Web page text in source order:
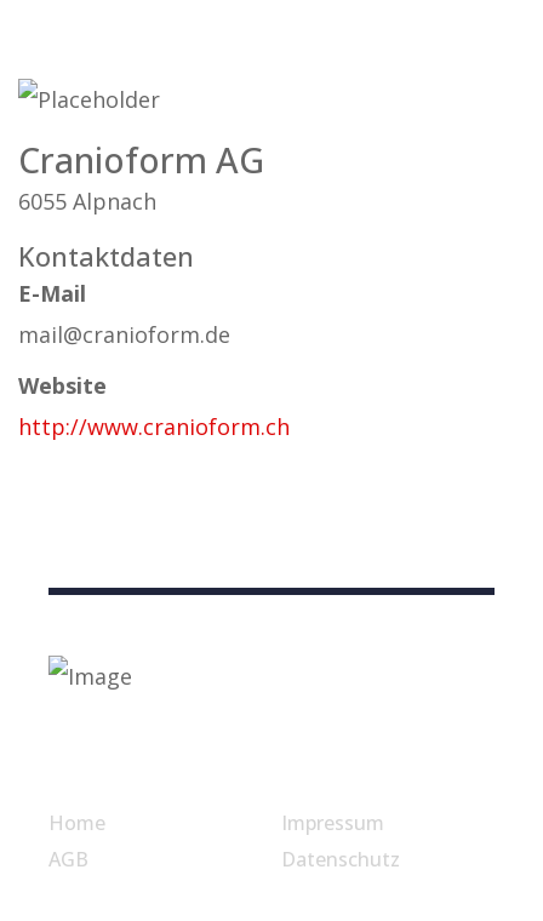
Cranioform AG
6055 Alpnach
Kontaktdaten
E-Mail
mail@cranioform.de
Website
http://www.cranioform.ch
Home
AGB
Impressum
Datenschutz